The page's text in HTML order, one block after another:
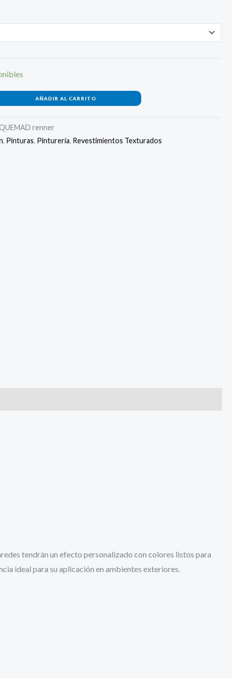
AÑADIR AL CARRITO
renner
, Pinturas, Pinturería, Revestimientos Texturados
tendrán un efecto personalizado con colores listos para
ideal para su aplicación en ambientes exteriores.